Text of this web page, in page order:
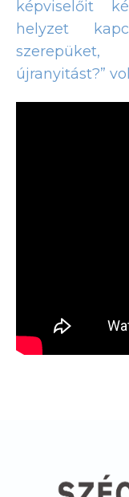
képviselőit
helyzet
újranyitást?”